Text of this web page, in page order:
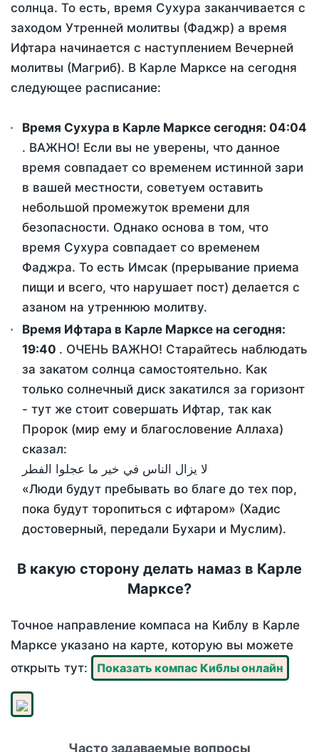
солнца. То есть, время Сухура заканчивается с
заходом Утренней молитвы (Фаджр) а время
Ифтара начинается с наступлением Вечерней
молитвы (Магриб). В Карле Марксе на сегодня
следующее расписание:
Время Сухура в Карле Марксе сегодня: 04:04
. ВАЖНО! Если вы не уверены, что данное
время совпадает со временем истинной зари
в вашей местности, советуем оставить
небольшой промежуток времени для
безопасности. Однако основа в том, что
время Сухура совпадает со временем
Фаджра. То есть Имсак (прерывание приема
пищи и всего, что нарушает пост) делается с
азаном на утреннюю молитву.
Время Ифтара в Карле Марксе на сегодня:
19:40 . ОЧЕНЬ ВАЖНО! Старайтесь наблюдать
за закатом солнца самостоятельно. Как
только солнечный диск закатился за горизонт
- тут же стоит совершать Ифтар, так как
Пророк (мир ему и благословение Аллаха)
сказал:
لا يزال الناس في خير ما عجلوا الفطر
«Люди будут пребывать во благе до тех пор,
пока будут торопиться с ифтаром» (Хадис
достоверный, передали Бухари и Муслим).
В какую сторону делать намаз в Карле
Марксе?
Точное направление компаса на Киблу в Карле
Марксе указано на карте, которую вы можете
открыть тут:
Показать компас Киблы онлайн
Часто задаваемые вопросы